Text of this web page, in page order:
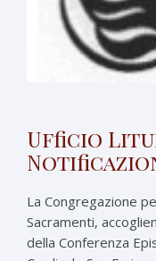
Ufficio
La Congregazione
Sacramenti,
della Conferenza